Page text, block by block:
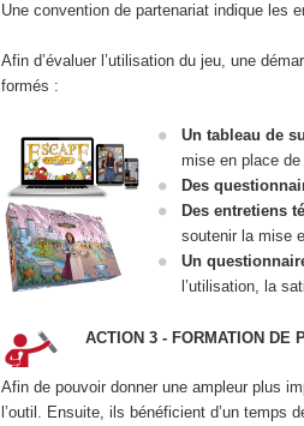
Une convention de partenariat indique les
Afin d’évaluer l’utilisation du jeu, une
formés :
Un tableau de
mise en place
Des
Des entretiens
soutenir la mise
Un
l’utilisation, la
ACTION 3 - FORMATION DE
Afin de pouvoir donner une ampleur plus
l’outil. Ensuite, ils bénéficient d’un temps